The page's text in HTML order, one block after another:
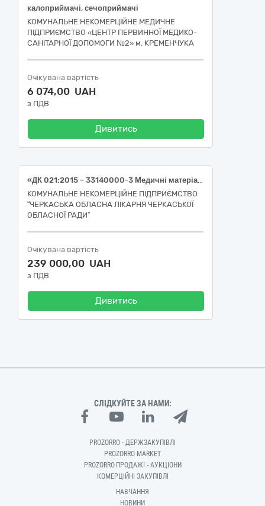
калоприймачі, сечоприймачі
КОМУНАЛЬНЕ НЕКОМЕРЦІЙНЕ МЕДИЧНЕ
ПІДПРИЄМСТВО «ЦЕНТР ПЕРВИННОЇ МЕДИКО-
САНІТАРНОЇ ДОПОМОГИ №2» м. КРЕМЕНЧУКА
Очікувана вартість
6 074,00 UAH
з ПДВ
Дивитись
«ДК 021:2015 – 33140000-3 Медичні матеріали (НК 024:2023 : 61594 Набір для катетеризації центральних вен короткочасного використання)»
КОМУНАЛЬНЕ НЕКОМЕРЦІЙНЕ ПІДПРИЄМСТВО
“ЧЕРКАСЬКА ОБЛАСНА ЛІКАРНЯ ЧЕРКАСЬКОЇ
ОБЛАСНОЇ РАДИ”
Очікувана вартість
239 000,00 UAH
з ПДВ
Дивитись
СЛІДКУЙТЕ ЗА НАМИ:
PROZORRO - ДЕРЖЗАКУПІВЛІ
PROZORRO MARKET
PROZORRO.ПРОДАЖІ - АУКЦІОНИ
КОМЕРЦІЙНІ ЗАКУПІВЛІ
НАВЧАННЯ
НОВИНИ